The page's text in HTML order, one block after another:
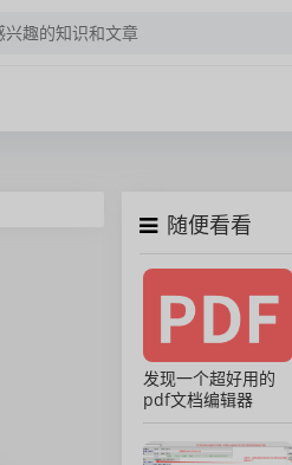
随便看看
发现一个超好用的
pdf文档编辑器